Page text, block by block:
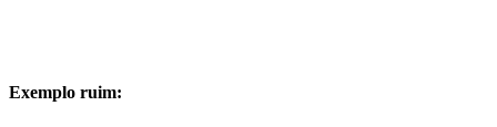
Exemplo ruim: